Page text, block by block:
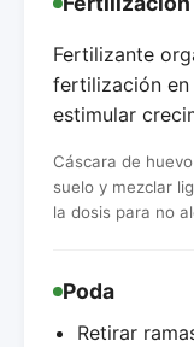
Fertilizante
fertilización
estimular
Cáscara de
suelo y mezclar
la dosis para no
Poda
Retirar